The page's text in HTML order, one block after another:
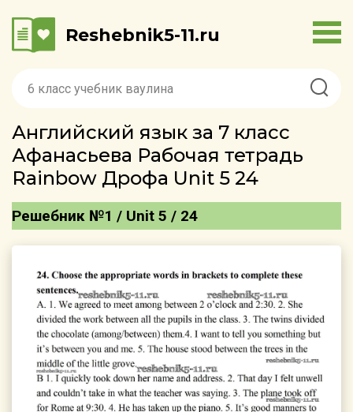
Reshebnik5-11.ru
Английский язык за 7 класс
Афанасьева Рабочая тетрадь
Rainbow Дрофа Unit 5 24
Решебник №1 / Unit 5 / 24